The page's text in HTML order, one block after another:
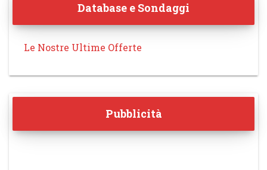
Database e Sondaggi
Le Nostre Ultime Offerte
Pubblicità